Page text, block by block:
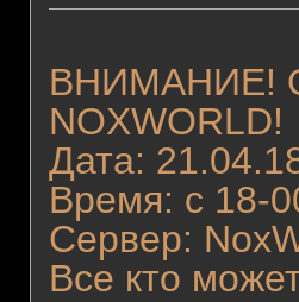
ВНИМАНИЕ!
NOXWORLD!
Дата:
Время: с 18-
Сервер:
Все кто